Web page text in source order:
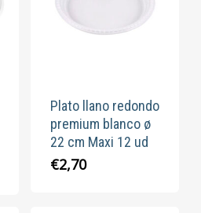
Plato llano redondo
premium blanco ø
22 cm Maxi 12 ud
€2,70